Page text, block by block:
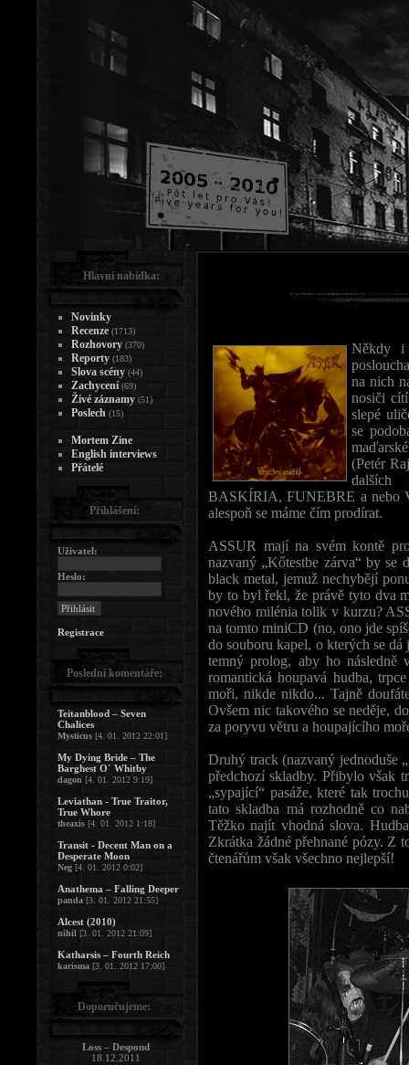
Někdy i
na nich
nosiči
slepé
se
(Petér
dalších
BASKÍRIA, FUNEBRE a nebo
alespoň se máme čím prodírat.
ASSUR mají na svém kontě
nazvaný „Kőtestbe zárva“ by se
black metal, jemuž nechybějí
by to byl řekl, že právě tyto dva
nového milénia tolik v kurzu?
na tomto miniCD (no, ono jde
do souboru kapel, o kterých se
temný prolog, aby ho následně
romantická houpavá hudba,
moři, nikde nikdo... Tajně
Ovšem nic takového se neděje,
za poryvu větru a houpajícího
Druhý track (nazvaný jednoduše
předchozí skladby. Přibylo však
„sypající“ pasáže, které tak
tato skladba má rozhodně co
Těžko najít vhodná slova.
Zkrátka žádné přehnané pózy. Z
čtenářům však všechno nejlepší!
Hlavní nabídka:
Novinky
Recenze (1713)
Rozhovory (370)
Reporty (183)
Slova scény (44)
Zachycení (69)
Živé záznamy (51)
Poslech (15)
Mortem Zine
English interviews
Přátelé
Přihlášení:
Uživatel:
Heslo:
Registrace
Poslední komentáře:
Teitanblood – Seven
Chalices
Mysticus [4. 01. 2012 22:01]
My Dying Bride – The
Barghest O´ Whitby
dagon [4. 01. 2012 9:19]
Leviathan - True Traitor,
True Whore
theaxis [4. 01. 2012 1:18]
Transit - Decent Man on a
Desperate Moon
Neg [4. 01. 2012 0:02]
Anathema – Falling Deeper
panda [3. 01. 2012 21:55]
Alcest (2010)
nihil [3. 01. 2012 21:09]
Katharsis – Fourth Reich
karisma [3. 01. 2012 17:00]
Doporučujeme:
Loss – Despond
18.12.2011